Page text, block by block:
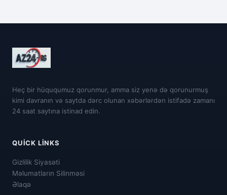
Heç bir hüququmuz qorunmur, amma siz yenə də qorunurmuş
kimi davranın və saytda dərc olunan xəbərlərdən istifadə zamanı
24 saat saytına istinad edin.
QUICK LINKS
Gizlilik Siyasəti
Məlumatların Silinməsi
Əlaqə